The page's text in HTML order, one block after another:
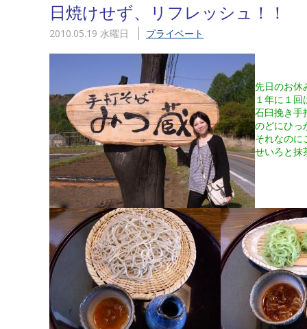
日焼けせず、リフレッシュ！！
2010.05.19 水曜日 プライベート
先日のお休
１年に１
石臼挽き手
のどにひっ
それなのに
せいろと抹